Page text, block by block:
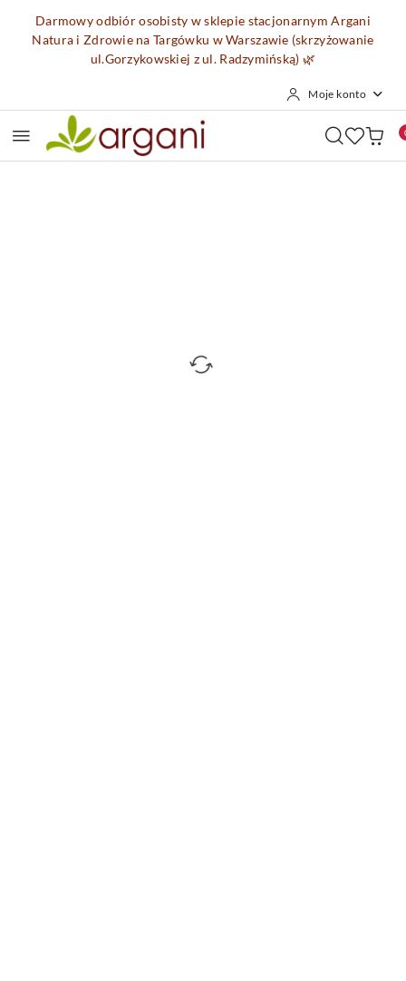
Przejdź do treści głównej
Przejdź do wyszukiwarki
Przejdź do moje konto
Przejdź do menu głównego
Przejdź do opisu produktu
Przejdź do stopki
Darmowy odbiór osobisty w sklepie stacjonarnym Argani
Natura i Zdrowie na Targówku w Warszawie (skrzyżowanie
ul.Gorzykowskiej z ul. Radzymińską) 🌿
Moje konto